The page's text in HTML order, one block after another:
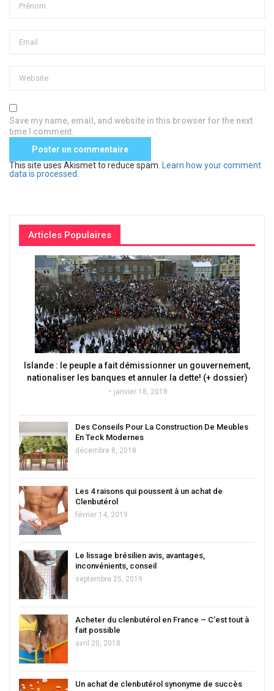
Save my name, email, and website in this browser for the next
time I comment.
This site uses Akismet to reduce spam.
Learn how your comment
data is processed
Articles Populaires
Islande : le peuple a fait démissionner un gouvernement,
nationaliser les banques et annuler la dette! (+ dossier)
janvier 18, 2018
Des Conseils Pour La Construction De Meubles
En Teck Modernes
décembre 8, 2018
Les 4 raisons qui poussent à un achat de
Clenbutérol
février 14, 2019
Le lissage brésilien avis, avantages,
inconvénients, conseil
septembre 25, 2019
Acheter du clenbutérol en France – C’est tout à
fait possible
avril 20, 2018
Un achat de clenbutérol synonyme de succès